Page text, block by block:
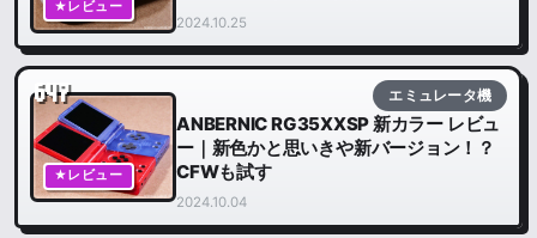
★レビュー
2024.10.25
★レビュー
647 エミュレータ機
ANBERNIC RG35XXSP 新カラー レビュ
ー｜新色かと思いきや新バージョン！？
CFWも試す
2024.10.04